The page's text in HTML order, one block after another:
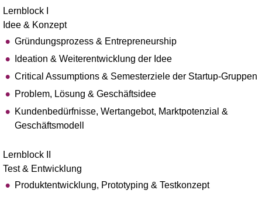
Lernblock I
Idee & Konzept
Gründungsprozess & Entrepreneurship
Ideation & Weiterentwicklung der Idee
Critical Assumptions & Semesterziele der Startup-Gruppen
Problem, Lösung & Geschäftsidee
Kundenbedürfnisse, Wertangebot, Marktpotenzial &
Geschäftsmodell
Lernblock II
Test & Entwicklung
Produktentwicklung, Prototyping & Testkonzept